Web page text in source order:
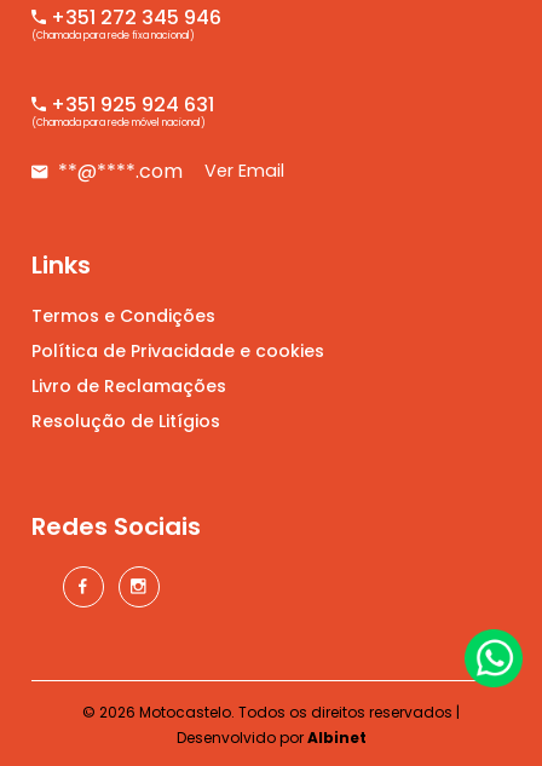
+351 272 345 946
(Chamada para rede fixa nacional)
+351 925 924 631
(Chamada para rede móvel nacional)
**@****.com Ver Email
Links
Termos e Condições
Política de Privacidade e cookies
Livro de Reclamações
Resolução de Litígios
Redes Sociais
© 2026 Motocastelo. Todos os direitos reservados |
Desenvolvido porAlbinet